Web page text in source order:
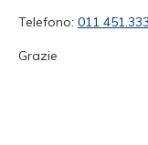
Telefono: 011
Grazie